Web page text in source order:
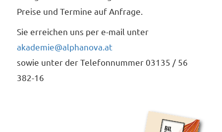
Preise und Termine auf Anfrage.
Sie erreichen uns per e-mail unter
akademie@alphanova.at
sowie unter der Telefonnummer 03135 / 56
382-16